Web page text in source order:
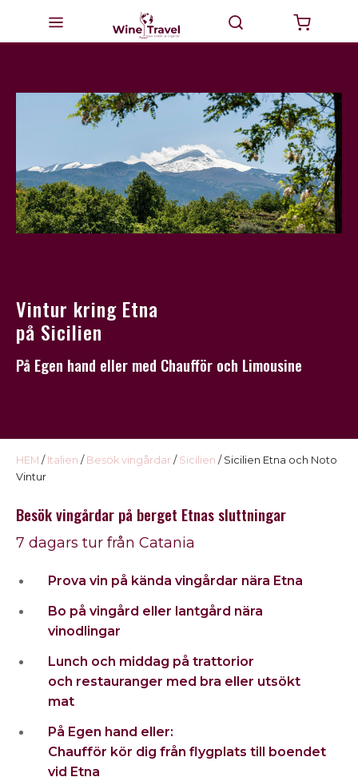
Italien
Vinturer
BikeTravel
USA
Omdöme
Vintur kring Etna
på Sicilien
På Egen hand eller med Chaufför och Limousine
HEM / Italien / Besök vingårdar / Sicilien / Sicilien Etna och Noto
Vintur
Besök vingårdar på berget Etnas sluttningar
7 dagars tur från Catania
Prova vin på kända vingårdar nära Etna
Bo på vingård eller lantgård nära
vinodlingar
Lunch och middag på trattorior
och restauranger med bra eller utsökt
mat
På Egen hand eller:
Chaufför kör dig från flygplats till boendet
vid Etna